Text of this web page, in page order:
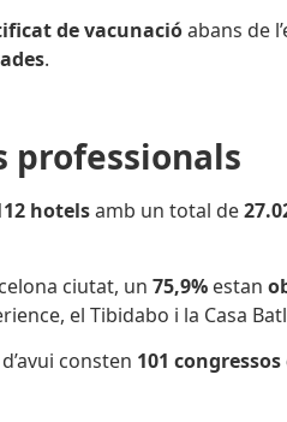
de vacunacióabans de
.
professionals
hotelsamb un total de
ciutat, un 75,9% estan
el Tibidabo i la Casa
consten 101